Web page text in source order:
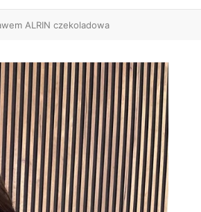
ALRIN czekoladowa